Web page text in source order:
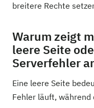
breitere Rechte
Warum zeigt
leere Seite
Serverfehler
Eine leere Seite
Fehler läuft,